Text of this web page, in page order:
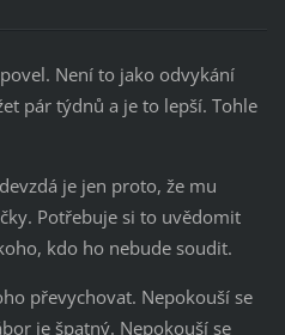
Není to jako odvykání
pár týdnů a je to lepší. Tohle
je jen proto, že mu
Potřebuje si to uvědomit
kdo ho nebude soudit.
převychovat. Nepokouší se
je špatný. Nepokouší se